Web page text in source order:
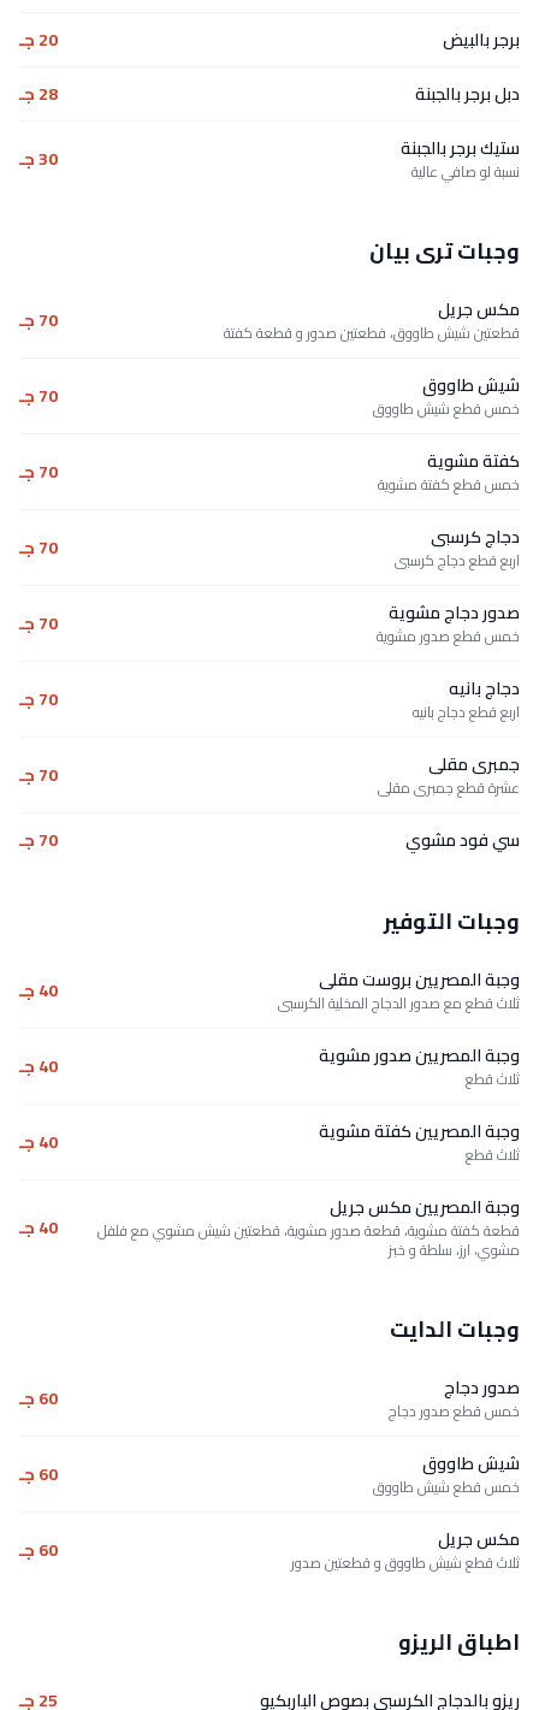
برجر بالبيض
20 جـ
دبل برجر بالجبنة
28 جـ
ستيك برجر بالجبنة
نسبة لو صافي عالية 30 جـ
وجبات ترى بيان
مكس جريل
قطعتين شيش طاووق، فطعتين صدور و قطعة كفتة 70 جـ
شيش طاووق
خمس قطع شيش طاووق 70 جـ
كفتة مشوية
خمس قطع كفتة مشوية 70 جـ
دجاج كرسبى
اربع قطع دجاج كرسبى 70 جـ
صدور دجاج مشوية
خمس قطع صدور مشوية 70 جـ
دجاج بانيه
اربع قطع دجاج بانيه 70 جـ
جمبرى مقلى
عشرة قطع جمبرى مقلى 70 جـ
سي فود مشوي 70 جـ
وجبات التوفير
وجبة المصريين بروست مقلى
ثلاث قطع مع صدور الدجاج المخلية الكرسبى 40 جـ
وجبة المصريين صدور مشوية
ثلاث قطع 40 جـ
وجبة المصريين كفتة مشوية
ثلاث قطع 40 جـ
وجبة المصريين مكس جريل
قطعة كفتة مشوية، قطعة صدور مشوية، قطعتين شيش مشوي مع فلفل
مشوي، ارز، سلطة و خبز
40 جـ
وجبات الدايت
صدور دجاج
خمس قطع صدور دجاج 60 جـ
شيش طاووق
خمس قطع شيش طاووق 60 جـ
مكس جريل
ثلاث قطع شيش طاووق و قطعتين صدور 60 جـ
اطباق الريزو
ريزو بالدجاج الكرسبى بصوص الباربكيو 25 جـ